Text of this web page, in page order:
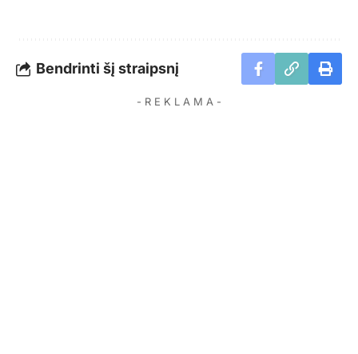
Bendrinti šį straipsnį
- R E K L A M A -